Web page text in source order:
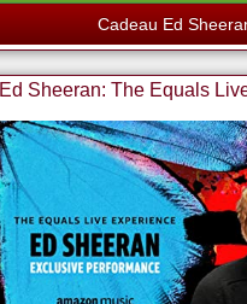
Cadeau Ed
Ed Sheeran: The Equals